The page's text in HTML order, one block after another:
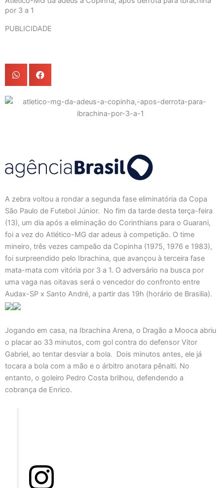
por 3 a 1
PUBLICIDADE
A zebra voltou a rondar a segunda fase eliminatória da Copa
São Paulo de Futebol Júnior. No fim da tarde desta terça-feira
(13), um dia após a eliminação do Corinthians para o Guarani,
foi a vez do Atlético-MG dar adeus à competição. O time
mineiro, três vezes campeão da Copinha (1975, 1976 e 1983),
foi surpreendido pelo Ibrachina, que avançou à terceira fase
mata-mata com vitória por 3 a 1. O adversário na busca por
uma vaga nas oitavas será o vencedor do confronto entre
Audax-SP x Santo André, a partir das 19h (horário de Brasilia).
Jogando em casa, na Ibrachina Arena, o Dragão a Mooca abriu
o placar ao 33 minutos, com gol contra do defensor Vitor
Gabriel, ao tentar desviar a bola. Dois minutos antes, ele já
tocara a bola com a mão e o árbitro anotara pênalti. No
entanto, o goleiro Pedro Costa brilhou, defendendo a
cobrança de Enrico.